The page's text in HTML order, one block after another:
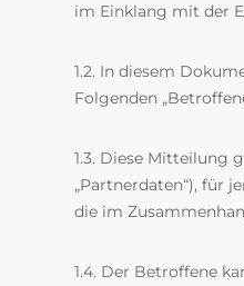
im Einklang mit der
1.2. In diesem
Folgenden
1.3. Diese Mitteilung
„Partnerdaten“), für
die im
1.4. Der Betroffene